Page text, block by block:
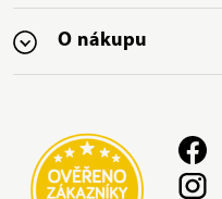
O nákupu